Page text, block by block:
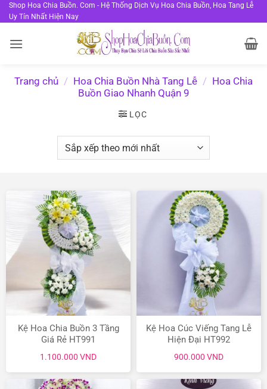
Bỏ
qua
dung
Shop Hoa Chia Buồn. Com - Hệ Thống Dịch Vụ Hoa Chia Buồn, Hoa Tang Lễ
Uy Tín Nhất Hiện Nay
Trang chủ / Hoa Chia Buồn Nhà Tang Lễ / Hoa Chia
Buồn Giao Nhanh Quận 9
LỌC
Kệ Hoa Chia Buồn 3 Tầng
Giá Rẻ HT991
1.100.000 VND
Kệ Hoa Cúc Viếng Tang Lễ
Hiện Đại HT992
900.000 VND